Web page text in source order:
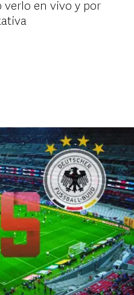
en vivo y por